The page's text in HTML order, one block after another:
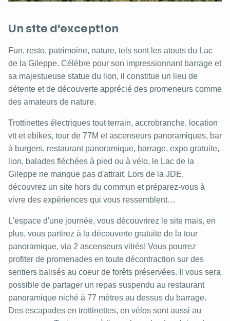
Un site d'exception
Fun, resto, patrimoine, nature, tels sont les atouts du Lac
de la Gileppe. Célèbre pour son impressionnant barrage et
sa majestueuse statue du lion, il constitue un lieu de
détente et de découverte apprécié des promeneurs comme
des amateurs de nature.
Trottinettes électriques tout terrain, accrobranche, location
vtt et ebikes, tour de 77M et ascenseurs panoramiques, bar
à burgers, restaurant panoramique, barrage, expo gratuite,
lion, balades fléchées à pied ou à vélo, le Lac de la
Gileppe ne manque pas d'attrait. Lors de la JDE,
découvrez un site hors du commun et préparez-vous à
vivre des expériences qui vous ressemblent…
L'espace d'une journée, vous découvrirez le site mais, en
plus, vous partirez à la découverte gratuite de la tour
panoramique, via 2 ascenseurs vitrés! Vous pourrez
profiter de promenades en toute décontraction sur des
sentiers balisés au coeur de forêts préservées. Il vous sera
possible de partager un repas suspendu au restaurant
panoramique niché à 77 mètres au dessus du barrage.
Des escapades en trottinettes, en vélos sont aussi au